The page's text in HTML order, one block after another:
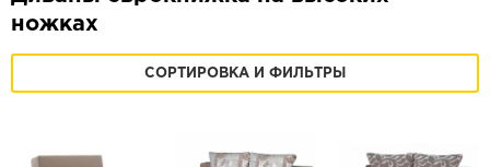
ножках
СОРТИРОВКА И ФИЛЬТРЫ